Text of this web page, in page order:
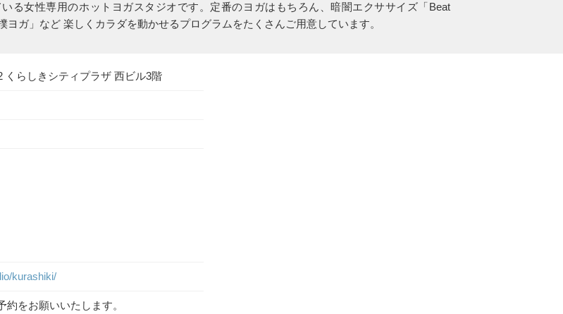
る女性専用のホットヨガスタジオです。定番のヨガはもちろん、暗闇エクササイズ「Beat
ガ」など 楽しくカラダを動かせるプログラムをたくさんご用意しています。
くらしきシティプラザ 西ビル3階
kurashiki/
をお願いいたします。